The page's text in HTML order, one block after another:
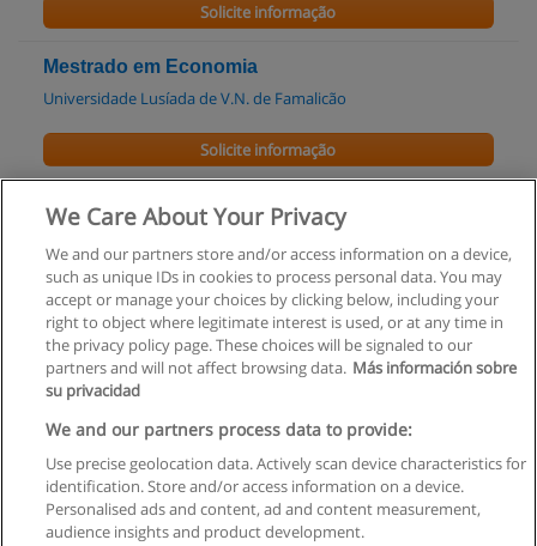
Solicite informação
Mestrado em Economia
Universidade Lusíada de V.N. de Famalicão
Solicite informação
Pós-Graduação em Lean Manufacturing
Universidade Lusíada de V.N. de Famalicão
Solicite informação
Regras de uso
Privacidade de dados
Entrar em contato com Educaedu
We Care About Your Privacy
We and our partners store and/or access information on a device,
such as unique IDs in cookies to process personal data. You may
accept or manage your choices by clicking below, including your
right to object where legitimate interest is used, or at any time in
the privacy policy page. These choices will be signaled to our
partners and will not affect browsing data. Más información sobre
su privacidad
We and our partners process data to provide:
Use precise geolocation data. Actively scan device characteristics for
identification. Store and/or access information on a device.
Personalised ads and content, ad and content measurement,
audience insights and product development.